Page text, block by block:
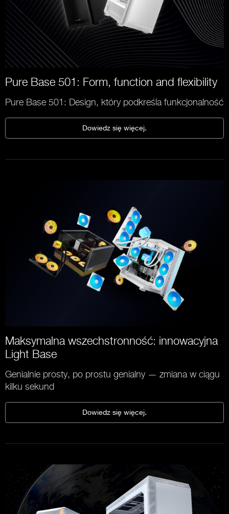
Pure Base 501: Form, function and flexibility
Pure Base 501: Design, który podkreśla funkcjonalność
Dowiedz się więcej.
Maksymalna wszechstronność: innowacyjna
Light Base
Genialnie prosty, po prostu genialny — zmiana w ciągu
kilku sekund
Dowiedz się więcej.